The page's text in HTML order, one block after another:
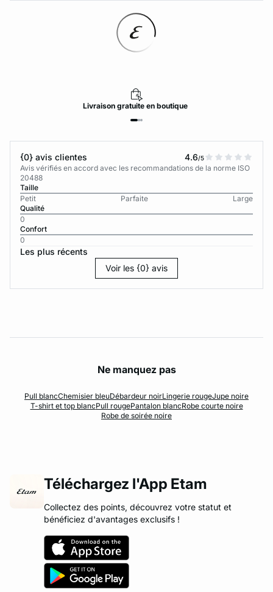
Livraisongratuiteen boutique
{0} avis clientes 4.6/5
Avis vérifiés en accord avec les recommandations de la norme ISO
20488
Taille
Petit
Parfaite
Large
Qualité
0
Confort
0
Les plus récents
Voir les {0} avis
Ne manquez pas
Pull blancChemisier bleuDébardeur noirLingerie rougeJupe noire
T-shirt et top blancPull rougePantalon blancRobe courte noire
Robe de soirée noire
Téléchargez l'App Etam
Collectez des points, découvrez votre statut et
bénéficiez d'avantages exclusifs !